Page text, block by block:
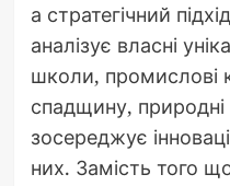
а стратегічний
аналізує власні
школи, промислові
спадщину,
зосереджує
них. Замість того